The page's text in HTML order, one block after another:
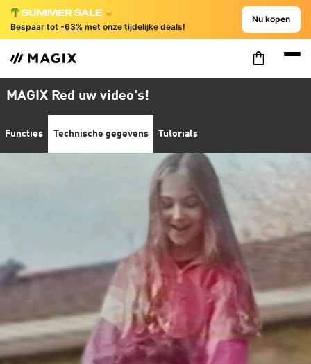
Bespaar tot -63% met onze tijdelijke deals!
Nu kopen
MAGIX Red uw video's!
Functies Technische gegevens Tutorials